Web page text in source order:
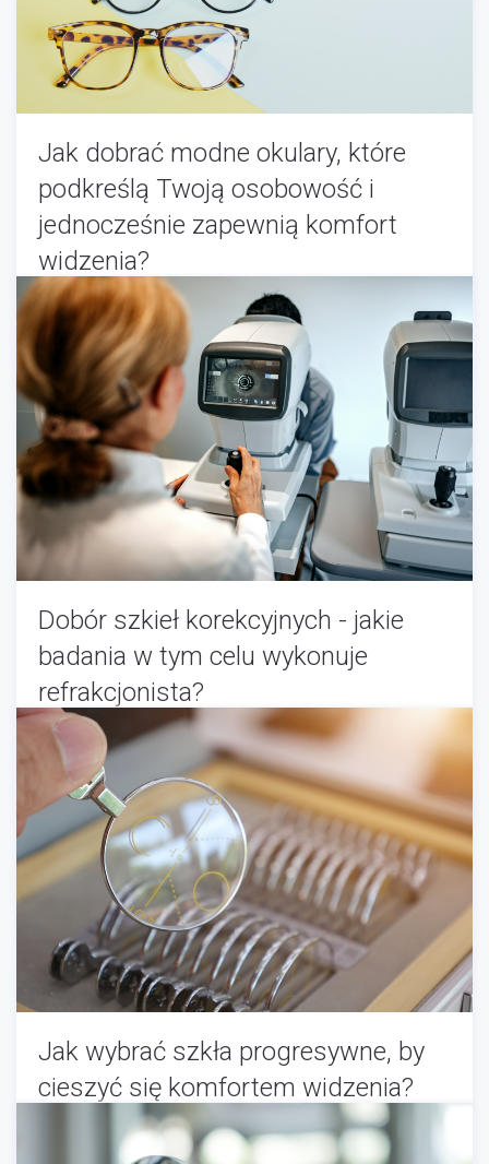
Jak dobrać modne okulary, które
podkreślą Twoją osobowość i
jednocześnie zapewnią komfort
widzenia?
- 09/09/2025
Dobór szkieł korekcyjnych - jakie
badania w tym celu wykonuje
refrakcjonista?
Okulista-09/08/2025
Jak wybrać szkła progresywne, by
cieszyć się komfortem widzenia?